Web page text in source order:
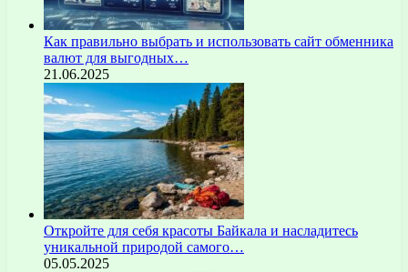
Как правильно выбрать и использовать сайт обменника
валют для выгодных…
21.06.2025
Откройте для себя красоты Байкала и насладитесь
уникальной природой самого…
05.05.2025